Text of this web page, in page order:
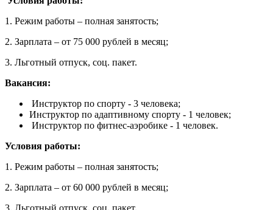
1. Режим работы – полная занятость;
2. Зарплата – от 75 000 рублей в месяц;
3. Льготный отпуск, соц. пакет.
Вакансия:
Инструктор по спорту - 3 человека;
Инструктор по адаптивному спорту - 1 человек;
Инструктор по фитнес-аэробике - 1 человек.
Условия работы:
1. Режим работы – полная занятость;
2. Зарплата – от 60 000 рублей в месяц;
3. Льготный отпуск, соц. пакет.